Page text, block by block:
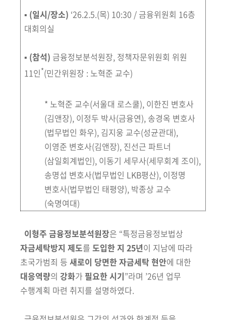
▪ (일시/장소) ‘26.2.5.(목) 10:30 / 금융위원회 16층
대회의실
▪ (참석) 금융정보분석원장, 정책자문위원회 위원
11인*(민간위원장 : 노혁준 교수)
* 노혁준 교수(서울대 로스쿨), 이한진 변호사
(김앤장), 이정두 박사(금융연), 송경옥 변호사
(법무법인 화우), 김지웅 교수(성균관대),
이영준 변호사(김앤장), 진선근 파트너
(삼일회계법인), 이동기 세무사(세무회계 조이),
송명섭 변호사(법무법인 LKB평산), 이정명
변호사(법무법인 태평양), 박종상 교수
(숙명여대)
이형주 금융정보분석원장은 “특정금융정보법상
자금세탁방지 제도를 도입한지 25년이 지남에 따라
초국가범죄 등 새로이 당면한 자금세탁 현안에 대한
대응역량의 강화가 필요한 시기”라며 ’26년 업무
수행계획 마련 취지를 설명하였다.